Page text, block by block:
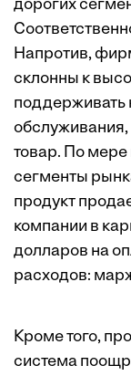
дорогих
Напротив,
склонны к
поддерживать
товар. По
сегменты
продукт
компании в
долларов на
расходов:
Кроме того,
система